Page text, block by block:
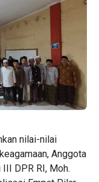
nilai-nilai
Anggota
DPR RI, Moh.